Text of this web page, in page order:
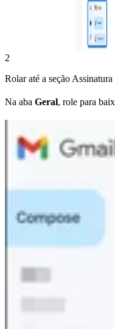
2
Rolar até a seção Assinatura
Na aba Geral, role para